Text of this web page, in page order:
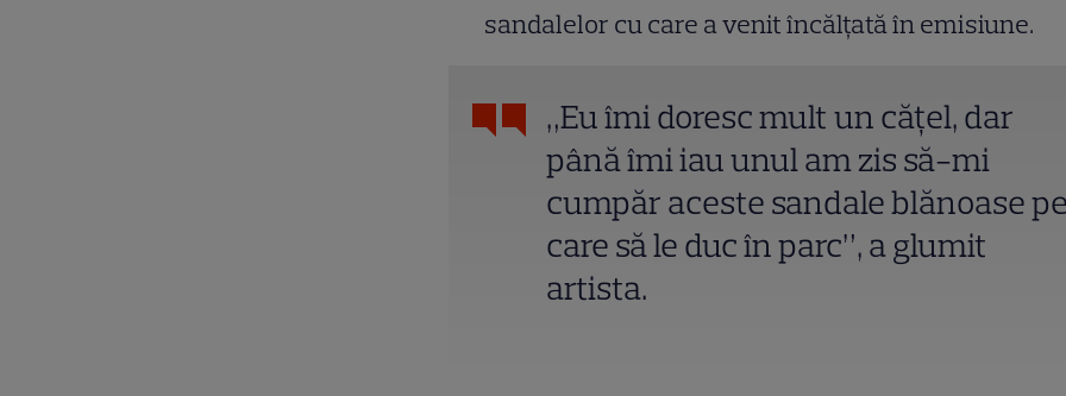
sandalelor cu care a venit încălțată în emisiune.
„Eu îmi doresc mult un căţel, dar
până îmi iau unul am zis să-mi
cumpăr aceste sandale blănoase pe
care să le duc în parc”, a glumit
artista.